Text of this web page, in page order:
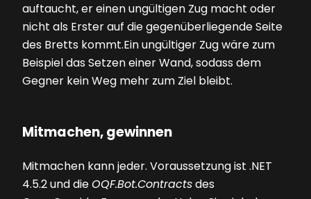
auftaucht, er einen ungültigen Zug macht oder
nicht als Erster auf die gegenüberliegende Seite
des Bretts kommt.Ein ungültiger Zug wäre zum
Beispiel das Setzen einer Wand, sodass dem
Gegner kein Weg mehr zum Ziel bleibt.
Mitmachen, gewinnen
Mitmachen kann jeder. Voraussetzung ist .NET
4.5.2 und dieOQF.Bot.Contractsdes